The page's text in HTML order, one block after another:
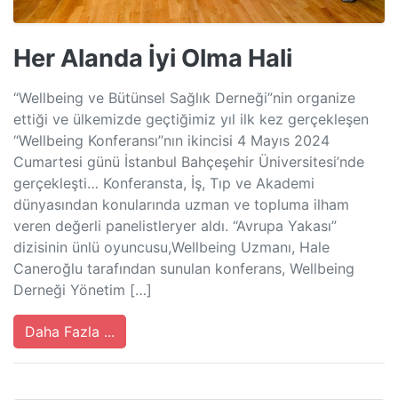
Her Alanda İyi Olma Hali
“Wellbeing ve Bütünsel Sağlık Derneği”nin organize
ettiği ve ülkemizde geçtiğimiz yıl ilk kez gerçekleşen
“Wellbeing Konferansı”nın ikincisi 4 Mayıs 2024
Cumartesi günü İstanbul Bahçeşehir Üniversitesi’nde
gerçekleşti… Konferansta, İş, Tıp ve Akademi
dünyasından konularında uzman ve topluma ilham
veren değerli panelistleryer aldı. “Avrupa Yakası”
dizisinin ünlü oyuncusu,Wellbeing Uzmanı, Hale
Caneroğlu tarafından sunulan konferans, Wellbeing
Derneği Yönetim […]
Daha Fazla ...